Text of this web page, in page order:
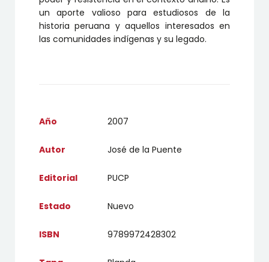
un aporte valioso para estudiosos de la
historia peruana y aquellos interesados en
las comunidades indígenas y su legado.
Año 2007
Autor José de la Puente
Editorial PUCP
Estado Nuevo
ISBN 9789972428302